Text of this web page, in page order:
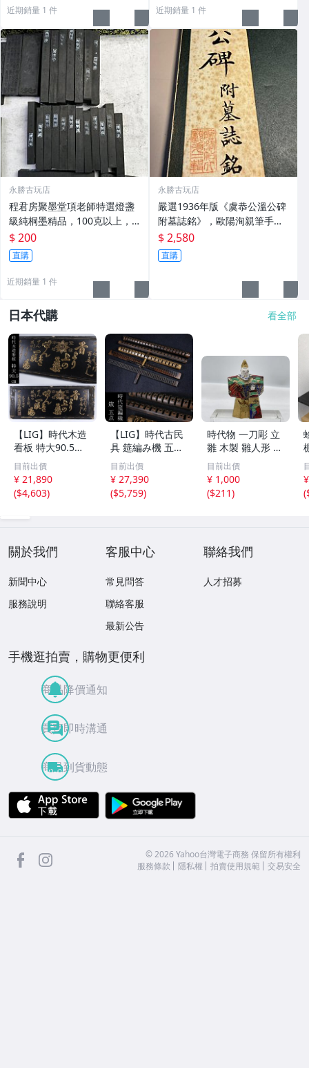
近期銷量 1 件 近期銷量 1 件
永勝古玩店
程君房聚墨堂項老師特選燈盞
級純桐墨精品，100克以上，
檀香墨質細膩黑亮 藍紫光放 檢
驗嚴選推薦 燈盞級墨 放藍紫光
檢驗嚴選
$ 200
直購
近期銷量 1 件
永勝古玩店
嚴選1936年版《虞恭公溫公碑
附墓誌銘》，歐陽洵親筆手
跡，典藏歷史與書法珍品 唐史
研究 碑刻藝術 田中和市版
$ 2,580
直購
日本代購 看全部
【LIG】時代木造
看板 特大90.5㎝
金彩 本舗 高田徳
左衛門 古美術品
2606.676
目前出價
¥ 21,890
($4,603)
【LIG】時代古民
具 筵編み機 五点
むしろ編み 筬 お
さ 農具 古道具 26
04.458
目前出價
¥ 27,390
($5,759)
時代物 一刀彫 立
雛 木製 雛人形 木
彫彩色 小型 2.2×
3.5×H5.7cm ひな
祭り 郷土玩具 木
工芸 置物 木彫人
目前出價
¥ 1,000
($211)
(
關於我們
新聞中心
服務說明
客服中心
常見問答
聯絡客服
最新公告
聯絡我們
人才招募
手機逛拍賣，購物更便利
商品降價通知
買賣即時溝通
商品到貨動態
APP Store
facebook ©2026 Yahoo台灣電子商務 保留所有權利
服務條款
隱私權 拍賣使用規範 交易安全